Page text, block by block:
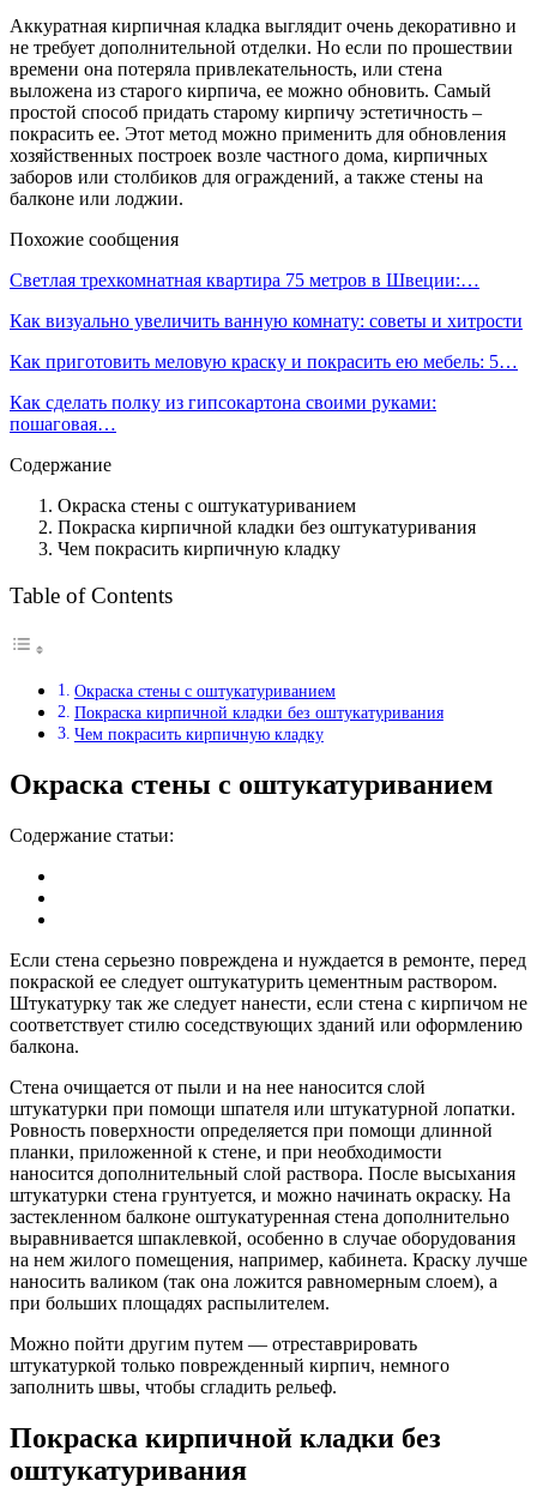
Аккуратная кирпичная кладка выглядит очень декоративно и
не требует дополнительной отделки. Но если по прошествии
времени она потеряла привлекательность, или стена
выложена из старого кирпича, ее можно обновить. Самый
простой способ придать старому кирпичу эстетичность –
покрасить ее. Этот метод можно применить для обновления
хозяйственных построек возле частного дома, кирпичных
заборов или столбиков для ограждений, а также стены на
балконе или лоджии.
Похожие сообщения
Светлая трехкомнатная квартира 75 метров в Швеции:…
Как визуально увеличить ванную комнату: советы и хитрости
Как приготовить меловую краску и покрасить ею мебель: 5…
Как сделать полку из гипсокартона своими руками:
пошаговая…
Содержание
Окраска стены с оштукатуриванием
Покраска кирпичной кладки без оштукатуривания
Чем покрасить кирпичную кладку
Table of Contents
Окраска стены с оштукатуриванием
Покраска кирпичной кладки без оштукатуривания
Чем покрасить кирпичную кладку
Окраска стены с оштукатуриванием
Содержание статьи:
Если стена серьезно повреждена и нуждается в ремонте, перед
покраской ее следует оштукатурить цементным раствором.
Штукатурку так же следует нанести, если стена с кирпичом не
соответствует стилю соседствующих зданий или оформлению
балкона.
Стена очищается от пыли и на нее наносится слой
штукатурки при помощи шпателя или штукатурной лопатки.
Ровность поверхности определяется при помощи длинной
планки, приложенной к стене, и при необходимости
наносится дополнительный слой раствора. После высыхания
штукатурки стена грунтуется, и можно начинать окраску. На
застекленном балконе оштукатуренная стена дополнительно
выравнивается шпаклевкой, особенно в случае оборудования
на нем жилого помещения, например, кабинета. Краску лучше
наносить валиком (так она ложится равномерным слоем), а
при больших площадях распылителем.
Можно пойти другим путем — отреставрировать
штукатуркой только поврежденный кирпич, немного
заполнить швы, чтобы сгладить рельеф.
Покраска кирпичной кладки без
оштукатуривания